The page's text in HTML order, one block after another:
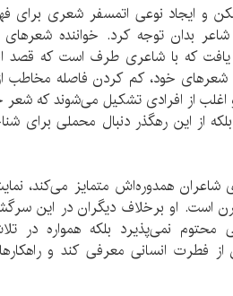
و ایجاد نوعی اتمسفر شعری برای
بدان توجه کرد. خواننده شعرهای
که با شاعری طرف است که قصد
شعرهای خود، کم کردن فاصله مخاطب
اغلب از افرادی تشکیل می‌شوند که شعر
از این رهگذر دنبال محملی برای
همدوره‌اش متمایز می‌کند،
است. او برخلاف دیگران در این
محتوم نمی‌پذیرد بلکه همواره در
فطرت انسانی معرفی کند و